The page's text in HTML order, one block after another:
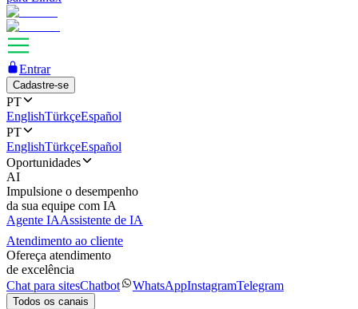
Entrar
Cadastre-se
PT
EnglishTürkçeEspañol
PT
EnglishTürkçeEspañol
Oportunidades
AI
Impulsione o desempenho
da sua equipe com IA
Agente IAAssistente de IA
Atendimento ao cliente
Ofereça atendimento
de excelência
Chat para sitesChatbot WhatsAppInstagramTelegram
Todos os canais